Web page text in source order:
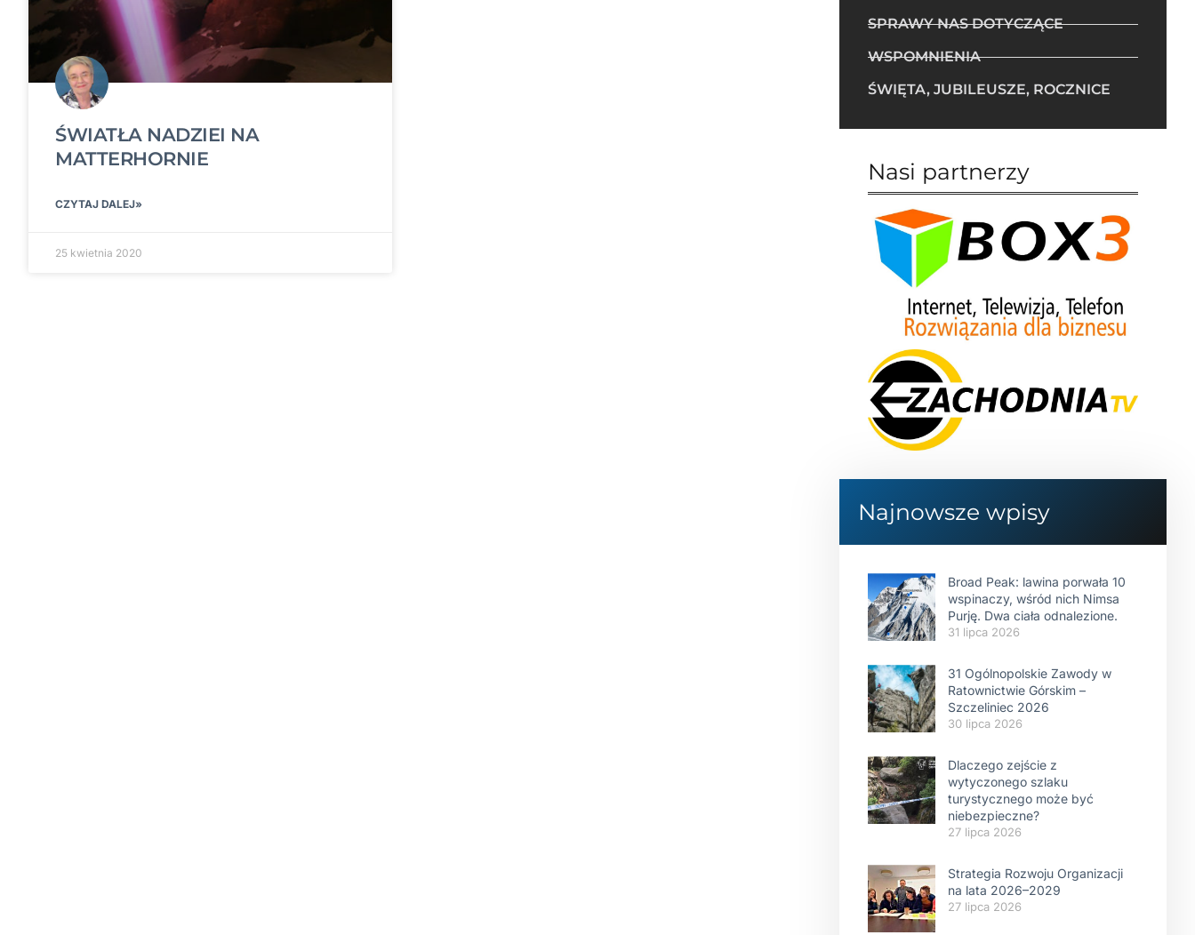
ŚWIATŁA NADZIEI NA
MATTERHORNIE
CZYTAJ DALEJ»
25 kwietnia 2020
SPRAWY NAS DOTYCZĄCE
WSPOMNIENIA
ŚWIĘTA, JUBILEUSZE, ROCZNICE
Nasi partnerzy
Najnowsze wpisy
Broad Peak: lawina porwała 10
wspinaczy, wśród nich Nimsa
Purję. Dwa ciała odnalezione.
31 lipca 2026
31 Ogólnopolskie Zawody w
Ratownictwie Górskim –
Szczeliniec 2026
30 lipca 2026
Dlaczego zejście z
wytyczonego szlaku
turystycznego może być
niebezpieczne?
27 lipca 2026
Strategia Rozwoju Organizacji
na lata 2026–2029
27 lipca 2026